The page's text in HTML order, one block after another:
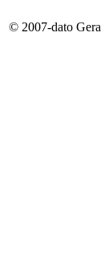
© 2007-dato